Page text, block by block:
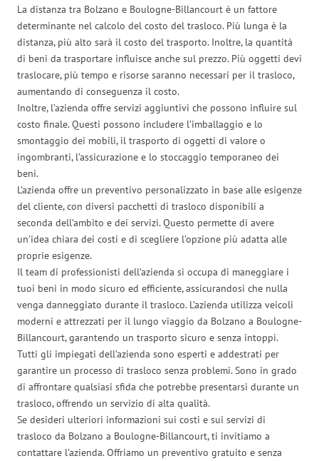
La distanza tra Bolzano e Boulogne-Billancourt è un fattore
determinante nel calcolo del costo del trasloco. Più lunga è la
distanza, più alto sarà il costo del trasporto. Inoltre, la quantità
di beni da trasportare influisce anche sul prezzo. Più oggetti devi
traslocare, più tempo e risorse saranno necessari per il trasloco,
aumentando di conseguenza il costo.
Inoltre, l’azienda offre servizi aggiuntivi che possono influire sul
costo finale. Questi possono includere l’imballaggio e lo
smontaggio dei mobili, il trasporto di oggetti di valore o
ingombranti, l’assicurazione e lo stoccaggio temporaneo dei
beni.
L’azienda offre un preventivo personalizzato in base alle esigenze
del cliente, con diversi pacchetti di trasloco disponibili a
seconda dell’ambito e dei servizi. Questo permette di avere
un’idea chiara dei costi e di scegliere l’opzione più adatta alle
proprie esigenze.
Il team di professionisti dell’azienda si occupa di maneggiare i
tuoi beni in modo sicuro ed efficiente, assicurandosi che nulla
venga danneggiato durante il trasloco. L’azienda utilizza veicoli
moderni e attrezzati per il lungo viaggio da Bolzano a Boulogne-
Billancourt, garantendo un trasporto sicuro e senza intoppi.
Tutti gli impiegati dell’azienda sono esperti e addestrati per
garantire un processo di trasloco senza problemi. Sono in grado
di affrontare qualsiasi sfida che potrebbe presentarsi durante un
trasloco, offrendo un servizio di alta qualità.
Se desideri ulteriori informazioni sui costi e sui servizi di
trasloco da Bolzano a Boulogne-Billancourt, ti invitiamo a
contattare l’azienda. Offriamo un preventivo gratuito e senza